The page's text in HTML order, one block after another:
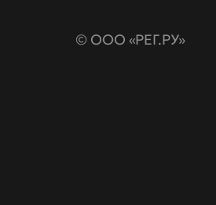
© ООО «РЕГ.РУ»